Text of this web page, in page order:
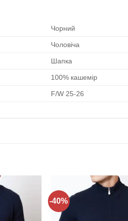
Чорний
Чоловіча
Шапка
100% кашемір
F/W 25-26
Додати
до
списку
-40%